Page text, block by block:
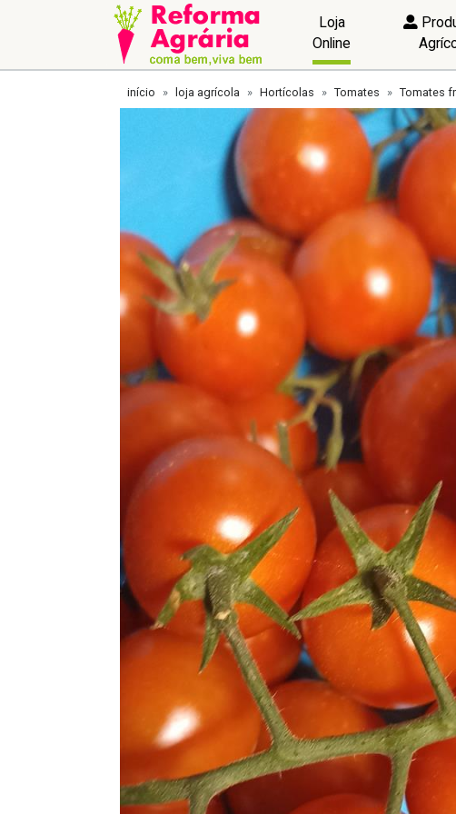
Loja
Online
início loja agrícola Hortícolas Tomates Tomates